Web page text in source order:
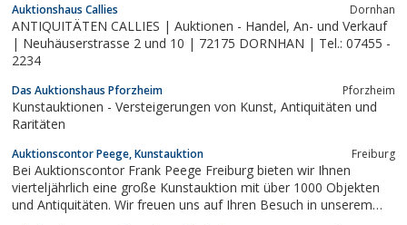
Auktionshaus Callies Dornhan
ANTIQUITÄTEN CALLIES | Auktionen - Handel, An- und Verkauf
| Neuhäuserstrasse 2 und 10 | 72175 DORNHAN | Tel.: 07455 -
2234
Das Auktionshaus Pforzheim Pforzheim
Kunstauktionen - Versteigerungen von Kunst, Antiquitäten und
Raritäten
Auktionscontor Peege, Kunstauktion Freiburg
Bei Auktionscontor Frank Peege Freiburg bieten wir Ihnen
vierteljährlich eine große Kunstauktion mit über 1000 Objekten
und Antiquitäten. Wir freuen uns auf Ihren Besuch in unserem